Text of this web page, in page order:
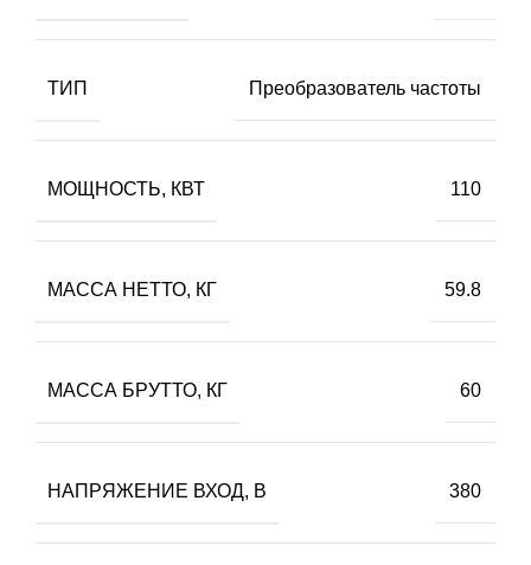
ТИП Преобразователь частоты
МОЩНОСТЬ, КВТ 110
МАССА НЕТТО, КГ 59.8
МАССА БРУТТО, КГ 60
НАПРЯЖЕНИЕ ВХОД, В 380